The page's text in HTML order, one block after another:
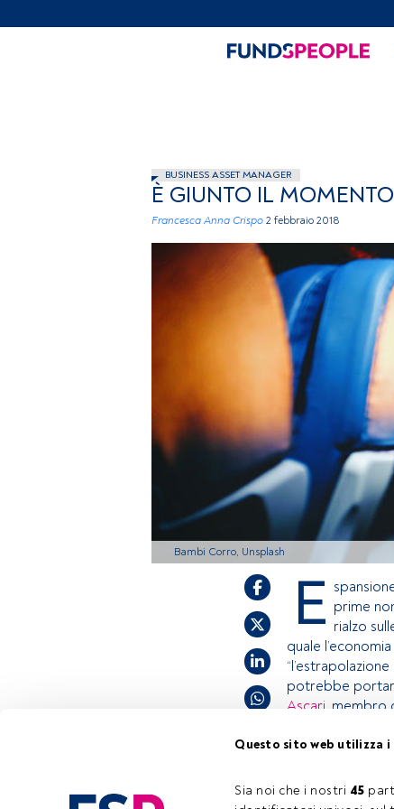
Questo sito web utilizza i
Sia noi che i nostri 45
BUSINESS ASSET MANAGER
È GIUNTO IL
Francesca Anna Crispo 2 febbraio 2018
Bambi Corro, Unsplash
Tempo di lettura: 3 min.
E prime
rialzo
quale
potrebbe
Ascari ,
accedi tramite